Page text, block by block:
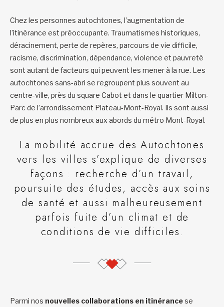
Chez les personnes autochtones, l’augmentation de
l’itinérance est préoccupante. Traumatismes historiques,
déracinement, perte de repères, parcours de vie difficile,
racisme, discrimination, dépendance, violence et pauvreté
sont autant de facteurs qui peuvent les mener à la rue. Les
autochtones sans-abri se regroupent plus souvent au
centre-ville, près du square Cabot et dans le quartier Milton-
Parc de l’arrondissement Plateau-Mont-Royal. Ils sont aussi
de plus en plus nombreux aux abords du métro Mont-Royal.
La mobilité accrue des Autochtones
vers les villes s’explique de diverses
façons : recherche d’un travail,
poursuite des études, accès aux soins
de santé et aussi malheureusement
parfois fuite d’un climat et de
conditions de vie difficiles.
Parmi nos nouvelles collaborations en itinérancese